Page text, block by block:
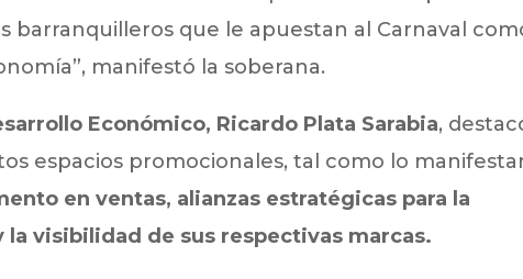
barranquilleros que le apuestan al Carnaval
manifestó la soberana.
Económico, Ricardo Plata Sarabia,
espacios promocionales, tal como lo
en ventas, alianzas estratégicas para la
visibilidad de sus respectivas marcas.